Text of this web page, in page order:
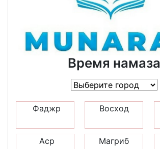
Время намаза
Фаджр Восход
Аср Магриб